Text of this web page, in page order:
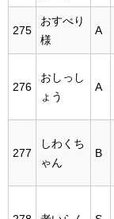
275
おすべり
様
A
276
おしっし
ょう
A
277
しわくち
ゃん
B